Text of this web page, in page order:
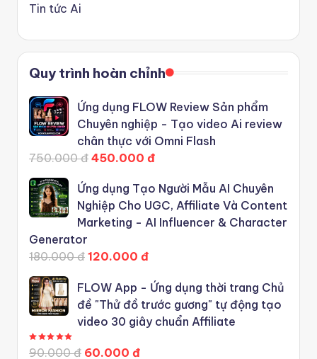
Tin tức Ai
Quy trình hoàn chỉnh
Ứng dụng FLOW Review Sản phẩm
Chuyên nghiệp - Tạo video Ai review
chân thực với Omni Flash
750.000 đ 450.000 đ
Ứng dụng Tạo Người Mẫu AI Chuyên
Nghiệp Cho UGC, Affiliate Và Content
Marketing - AI Influencer & Character
Generator
180.000 đ 120.000 đ
FLOW App - Ứng dụng thời trang Chủ
đề "Thử đồ trước gương" tự động tạo
video 30 giây chuẩn Affiliate
90.000 đ 60.000 đ